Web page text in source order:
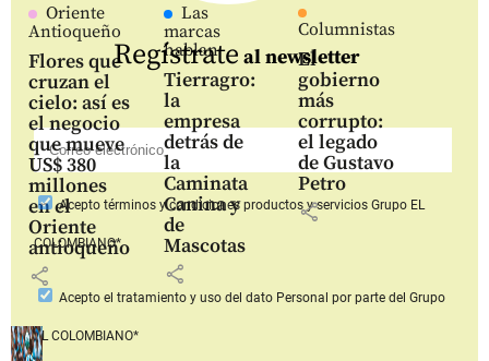
Oriente
Antioqueño
Flores que
cruzan el
cielo: así es
el negocio
que mueve
US$ 380
millones
en el
Oriente
antioqueño
share
Las
marcas
hablan
Tierragro:
la
empresa
detrás de
la
Caminata
Canina y
de
Mascotas
share
Columnistas
El
gobierno
más
corrupto:
el legado
de Gustavo
Petro
share
Regístrate al newsletter
Aceptotérminos y condiciones productos y serviciosGrupo EL
COLOMBIANO*
Acepto el tratamiento y uso del dato Personal por parte del Grupo
EL COLOMBIANO*